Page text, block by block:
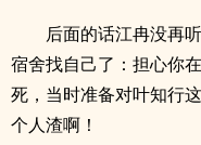
后面的话江冉没再
宿舍找自己了：担心你
死，当时准备对叶知行
个人渣啊！